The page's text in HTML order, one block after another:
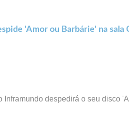
'Amor ou Barbárie' na sala
Inframundo despedirá o seu disco